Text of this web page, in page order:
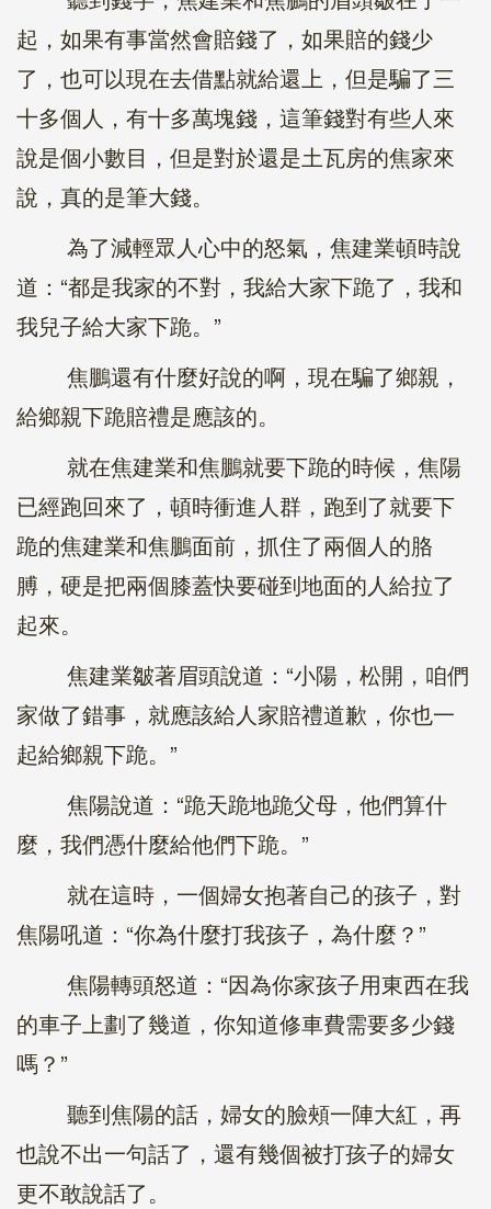
起，如果有事當然會賠錢了，如果賠的錢少
了，也可以現在去借點就給還上，但是騙了三
十多個人，有十多萬塊錢，這筆錢對有些人來
說是個小數目，但是對於還是土瓦房的焦家來
說，真的是筆大錢。
為了減輕眾人心中的怒氣，焦建業頓時說
道：“都是我家的不對，我給大家下跪了，我和
我兒子給大家下跪。”
焦鵬還有什麼好說的啊，現在騙了鄉親，
給鄉親下跪賠禮是應該的。
就在焦建業和焦鵬就要下跪的時候，焦陽
已經跑回來了，頓時衝進人群，跑到了就要下
跪的焦建業和焦鵬面前，抓住了兩個人的胳
膊，硬是把兩個膝蓋快要碰到地面的人給拉了
起來。
焦建業皺著眉頭說道：“小陽，松開，咱們
家做了錯事，就應該給人家賠禮道歉，你也一
起給鄉親下跪。”
焦陽說道：“跪天跪地跪父母，他們算什
麼，我們憑什麼給他們下跪。”
就在這時，一個婦女抱著自己的孩子，對
焦陽吼道：“你為什麼打我孩子，為什麼？”
焦陽轉頭怒道：“因為你家孩子用東西在我
的車子上劃了幾道，你知道修車費需要多少錢
嗎？”
聽到焦陽的話，婦女的臉頰一陣大紅，再
也說不出一句話了，還有幾個被打孩子的婦女
更不敢說話了。